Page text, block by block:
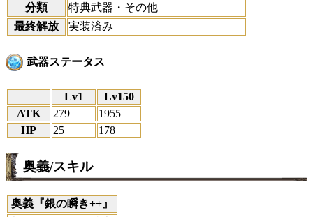
分類
特典武器・その他
最終解放
実装済み
武器ステータス
Lv1
Lv150
ATK
279
1955
HP
25 178
奥義/スキル
奥義『銀の瞬き++』